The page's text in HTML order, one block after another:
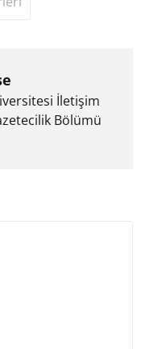
İletişim
Bölümü
ana akım
Mayıs ayından